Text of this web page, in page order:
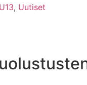
U13, Uutiset